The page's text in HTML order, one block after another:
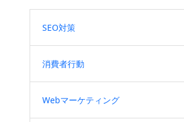
SEO対策
消費者行動
Webマーケティング